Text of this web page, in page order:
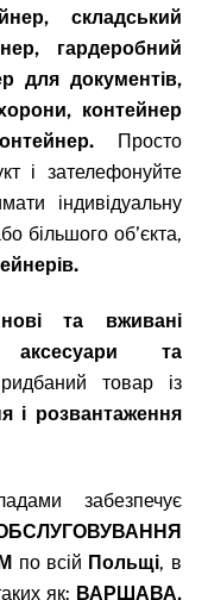
складський
гардеробний
для документів,
контейнер
Просто
і зателефонуйте
індивідуальну
більшого об’єкта,
нові та вживані
аксесуари та
товар із
і розвантаження
забезпечує
по всій Польщі, в
як: ВАРШАВА,